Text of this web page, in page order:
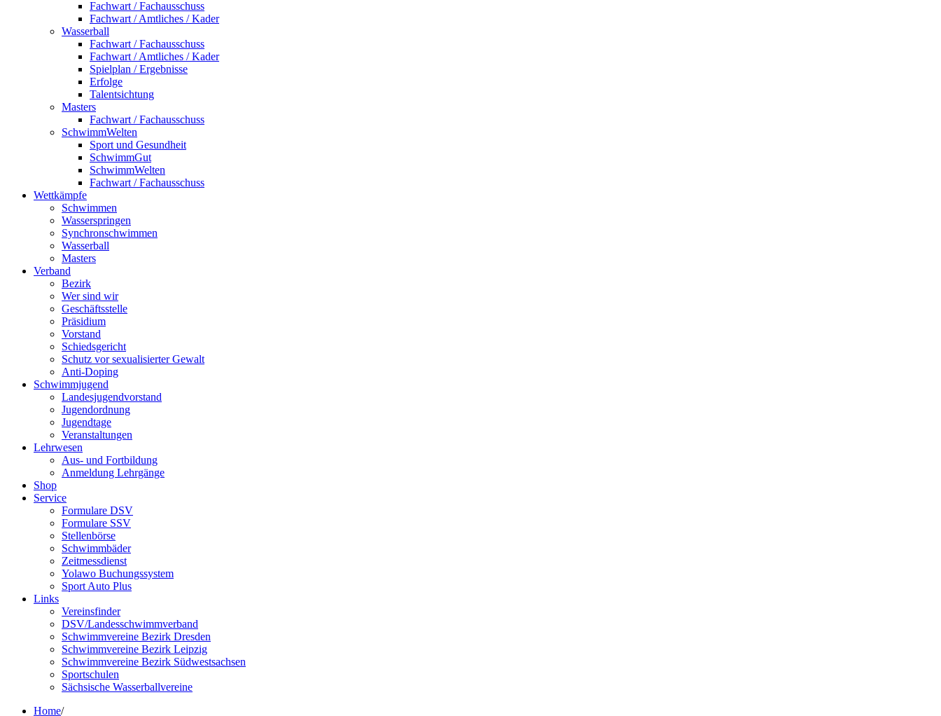
Fachwart / Fachausschuss
Fachwart / Amtliches / Kader
Wasserball
Fachwart / Fachausschuss
Fachwart / Amtliches / Kader
Spielplan / Ergebnisse
Erfolge
Talentsichtung
Masters
Fachwart / Fachausschuss
SchwimmWelten
Sport und Gesundheit
SchwimmGut
SchwimmWelten
Fachwart / Fachausschuss
Wettkämpfe
Schwimmen
Wasserspringen
Synchronschwimmen
Wasserball
Masters
Verband
Bezirk
Wer sind wir
Geschäftsstelle
Präsidium
Vorstand
Schiedsgericht
Schutz vor sexualisierter Gewalt
Anti-Doping
Schwimmjugend
Landesjugendvorstand
Jugendordnung
Jugendtage
Veranstaltungen
Lehrwesen
Aus- und Fortbildung
Anmeldung Lehrgänge
Shop
Service
Formulare DSV
Formulare SSV
Stellenbörse
Schwimmbäder
Zeitmessdienst
Yolawo Buchungssystem
Sport Auto Plus
Links
Vereinsfinder
DSV/Landesschwimmverband
Schwimmvereine Bezirk Dresden
Schwimmvereine Bezirk Leipzig
Schwimmvereine Bezirk Südwestsachsen
Sportschulen
Sächsische Wasserballvereine
Home/